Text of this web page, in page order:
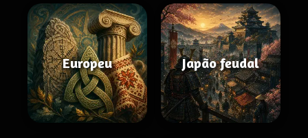
Europeu Japão feudal